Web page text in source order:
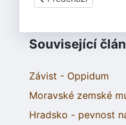
Související
Závist - Oppidum
Moravské zemské
Hradsko - pevnost